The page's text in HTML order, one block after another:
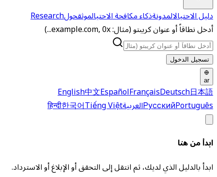
دليل الاحتيالالمدونةذكاء مكافحة الاحتيالموثقحولResearch
أدخل نطاقاً أو عنوان كريبتو (مثال: example.com, 0x...)
تسجيل الدخول
ar
English中文EspañolFrançaisDeutsch日本語
РусскийPortuguês العربية हिन्दी한국어Tiếng Việt
ابدأ من هنا
ابدأ بالدليل الذي لديك، ثم انتقل إلى التحقق أو الإبلاغ أو الاسترداد.